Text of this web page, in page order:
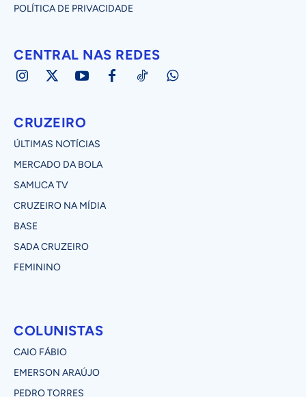
POLÍTICA DE PRIVACIDADE
CENTRAL NAS REDES
CRUZEIRO
ÚLTIMAS NOTÍCIAS
MERCADO DA BOLA
SAMUCA TV
CRUZEIRO NA MÍDIA
BASE
SADA CRUZEIRO
FEMININO
COLUNISTAS
CAIO FÁBIO
EMERSON ARAÚJO
PEDRO TORRES